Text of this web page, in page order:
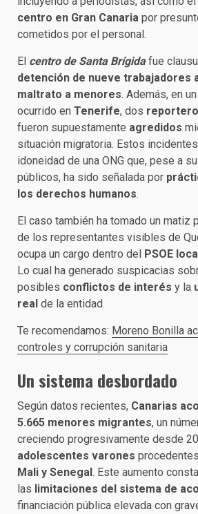
centro en Gran Canaria por
cometidos por el personal.
El centro de Santa Brígidafue
detención de nueve trabajadores
maltrato a menores. Además, en
ocurrido en Tenerife, dos
fueron supuestamente agredidos
situación migratoria. Estos
idoneidad de una ONG que, pese a
públicos, ha sido señalada por
los derechos humanos.
El caso también ha tomado un matiz
de los representantes visibles de
ocupa un cargo dentro del PSOE
Lo cual ha generado suspicacias
posibles conflictos de interés y la
real de la entidad.
Te recomendamos: Moreno Bonilla
controles y corrupción sanitaria
Un sistema desbordado
Según datos recientes, Canarias
5.665 menores migrantes, un
creciendo progresivamente desde
adolescentes varones
Mali y Senegal. Este aumento
las limitaciones del sistema de
financiación pública elevada con